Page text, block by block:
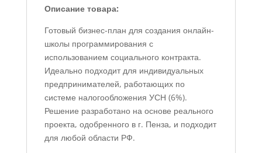
Описание товара:
Готовый бизнес-план для создания онлайн-
школы программирования с
использованием социального контракта.
Идеально подходит для индивидуальных
предпринимателей, работающих по
системе налогообложения УСН (6%).
Решение разработано на основе реального
проекта, одобренного в г. Пенза, и подходит
для любой области РФ.